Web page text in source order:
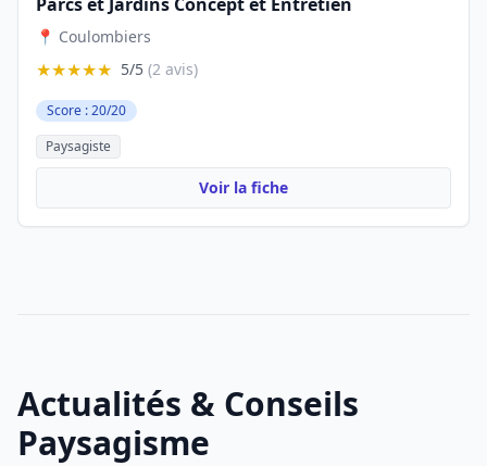
📍 Coulombiers
★★★★★ 5/5 (2 avis)
Score : 20/20
Paysagiste
Voir la fiche
Actualités & Conseils
Paysagisme